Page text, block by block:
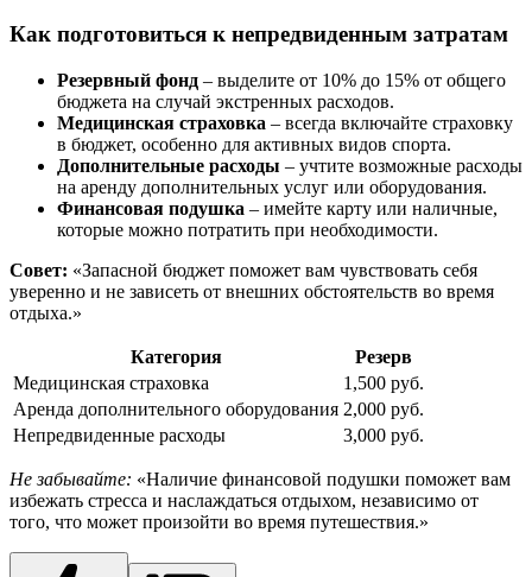
Как подготовиться к непредвиденным затратам
Резервный фонд – выделите от 10% до 15% от общего
бюджета на случай экстренных расходов.
Медицинская страховка – всегда включайте страховку
в бюджет, особенно для активных видов спорта.
Дополнительные расходы – учтите возможные расходы
на аренду дополнительных услуг или оборудования.
Финансовая подушка – имейте карту или наличные,
которые можно потратить при необходимости.
Совет: «Запасной бюджет поможет вам чувствовать себя
уверенно и не зависеть от внешних обстоятельств во время
отдыха.»
Категория
Резерв
Медицинская страховка
1,500 руб.
Аренда дополнительного оборудования 2,000 руб.
Непредвиденные расходы
3,000 руб.
Не забывайте: «Наличие финансовой подушки поможет вам
избежать стресса и наслаждаться отдыхом, независимо от
того, что может произойти во время путешествия.»